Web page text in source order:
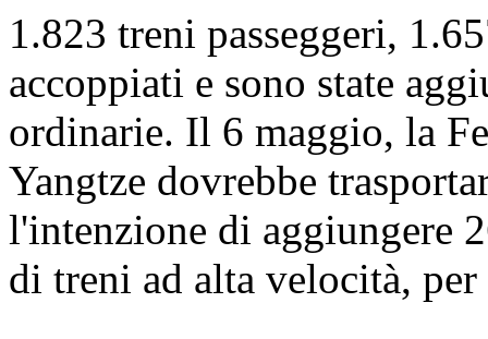
1.823 treni passeggeri,
accoppiati e sono state
ordinarie. Il 6 maggio, la
Yangtze dovrebbe
l'intenzione di aggiungere
di treni ad alta velocità,